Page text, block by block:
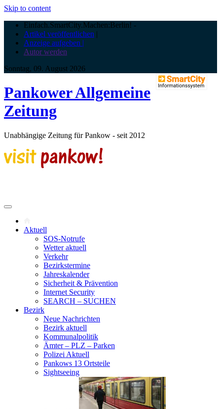
Skip to content
Einfach.SmartCity.Machen:Berlin! -
Artikel veröffentlichen |
Anzeige aufgeben |
Autor werden
Sonntag, 09. August 2026
Pankower Allgemeine
Zeitung
Unabhängige Zeitung für Pankow - seit 2012
Aktuell
SOS-Notrufe
Wetter aktuell
Verkehr
Bezirkstermine
Jahreskalender
Sicherheit & Prävention
Internet Security
SEARCH – SUCHEN
Bezirk
Neue Nachrichten
Bezirk aktuell
Kommunalpolitik
Ämter – PLZ – Parken
Polizei Aktuell
Pankows 13 Ortsteile
Sightseeing